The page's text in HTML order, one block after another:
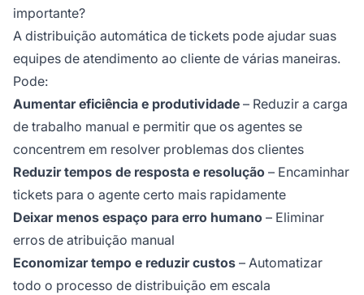
importante?
A distribuição automática de tickets pode ajudar suas
equipes de atendimento ao cliente de várias maneiras.
Pode:
Aumentar eficiência e produtividade – Reduzir a carga
de trabalho manual e permitir que os agentes se
concentrem em resolver problemas dos clientes
Reduzir tempos de resposta e resolução – Encaminhar
tickets para o agente certo mais rapidamente
Deixar menos espaço para erro humano – Eliminar
erros de atribuição manual
Economizar tempo e reduzir custos – Automatizar
todo o processo de distribuição em escala